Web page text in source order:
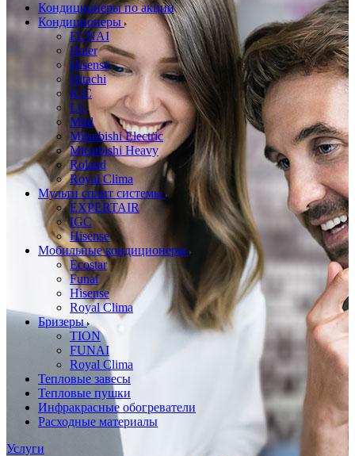
Кондиционеры по акции
Кондиционеры
FUNAI
Haier
Hisense
Hitachi
IGC
LG
Mild
Mitsubishi Electric
Mitsubishi Heavy
Roland
Royal Clima
Мульти сплит системы
EXPERTAIR
IGC
Hisense
Мобильные кондиционеры
Ecostar
Funai
Hisense
Royal Clima
Бризеры
TION
FUNAI
Royal Clima
Тепловые завесы
Тепловые пушки
Инфракрасные обогреватели
Расходные материалы
Услуги